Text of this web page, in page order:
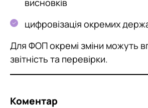
висновків
цифровізація окремих
Для ФОП окремі зміни можуть
звітність та перевірки.
Коментар